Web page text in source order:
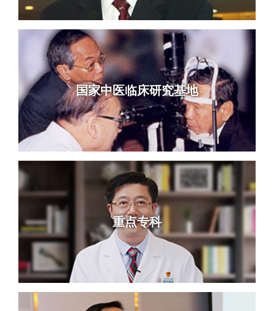
国家中医临床研究基地
重点专科